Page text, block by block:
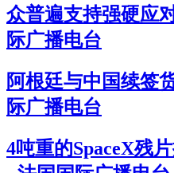
众普遍支持强硬应
际广播电台
阿根廷与中国续签
际广播电台
4吨重的SpaceX残